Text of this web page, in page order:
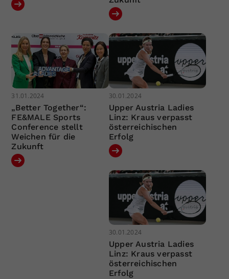
31.01.2024
„Better Together“:
FE&MALE Sports
Conference stellt
Weichen für die
Zukunft
30.01.2024
Upper Austria Ladies
Linz: Kraus verpasst
österreichischen
Erfolg
30.01.2024
Upper Austria Ladies
Linz: Kraus verpasst
österreichischen
Erfolg